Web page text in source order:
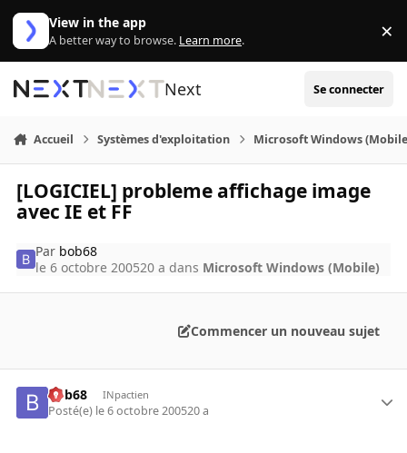
Aller au contenu
View in the app
A better way to browse. Learn more. ×
Next Se connecter
Accueil Systèmes d'exploitation Microsoft Windows
[LOGICIEL] probleme affichage image
avec IE et FF
Par bob68
le 6 octobre 200520 a dans Microsoft Windows (Mobile)
Commencer un nouveau sujet
bob68 INpactien
Posté(e) le 6 octobre 200520 a